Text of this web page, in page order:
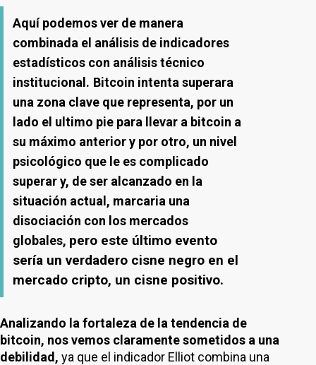
Aquí podemos ver de manera
combinada el análisis de indicadores
estadísticos con análisis técnico
institucional. Bitcoin intenta superara
una zona clave que representa, por un
lado el ultimo pie para llevar a bitcoin a
su máximo anterior y por otro, un nivel
psicológico que le es complicado
superar y, de ser alcanzado en la
situación actual, marcaria una
disociación con los mercados
globales, pero este último evento
sería un verdadero cisne negro en el
mercado cripto, un cisne positivo.
Analizando la fortaleza de la tendencia de
bitcoin, nos vemos claramente sometidos a una
debilidad, ya que el indicador Elliot combina una